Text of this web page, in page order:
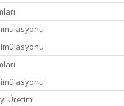
Üretimi